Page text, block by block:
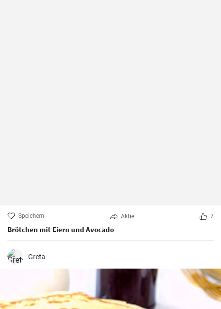
Speichern Aktie 7
Brötchen mit Eiern und Avocado
Greta